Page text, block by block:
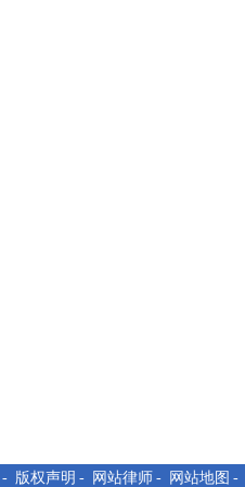
- 版权声明 - 网站律师 - 网站地图 -